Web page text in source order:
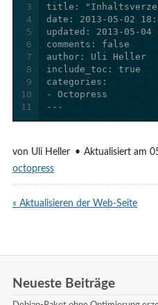
3
4
5
6
7
8
9
10
11
---
von Uli Heller Aktualisiert am
octopress
« Aktualisieren der Web-Seite
Neueste Beiträge